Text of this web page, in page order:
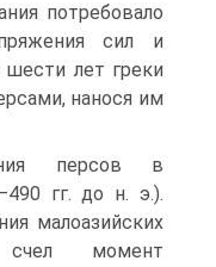
потребовало
сил и
лет греки
нанося им
персов в
гг. до н. э.).
малоазийских
момент